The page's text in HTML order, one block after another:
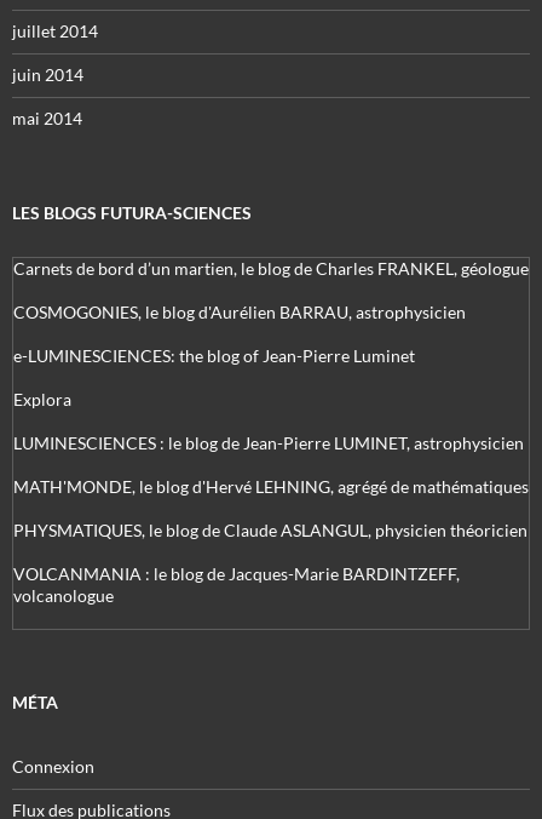
juillet 2014
juin 2014
mai 2014
LES BLOGS FUTURA-SCIENCES
Carnets de bord d’un martien, le blog de Charles FRANKEL, géologue
COSMOGONIES, le blog d'Aurélien BARRAU, astrophysicien
e-LUMINESCIENCES: the blog of Jean-Pierre Luminet
Explora
LUMINESCIENCES : le blog de Jean-Pierre LUMINET, astrophysicien
MATH'MONDE, le blog d'Hervé LEHNING, agrégé de mathématiques
PHYSMATIQUES, le blog de Claude ASLANGUL, physicien théoricien
VOLCANMANIA : le blog de Jacques-Marie BARDINTZEFF,
volcanologue
MÉTA
Connexion
Flux des publications